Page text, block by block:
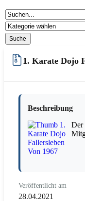
1. Karate Dojo
Beschreibung
Der
Veröffentlicht am
28.04.2021